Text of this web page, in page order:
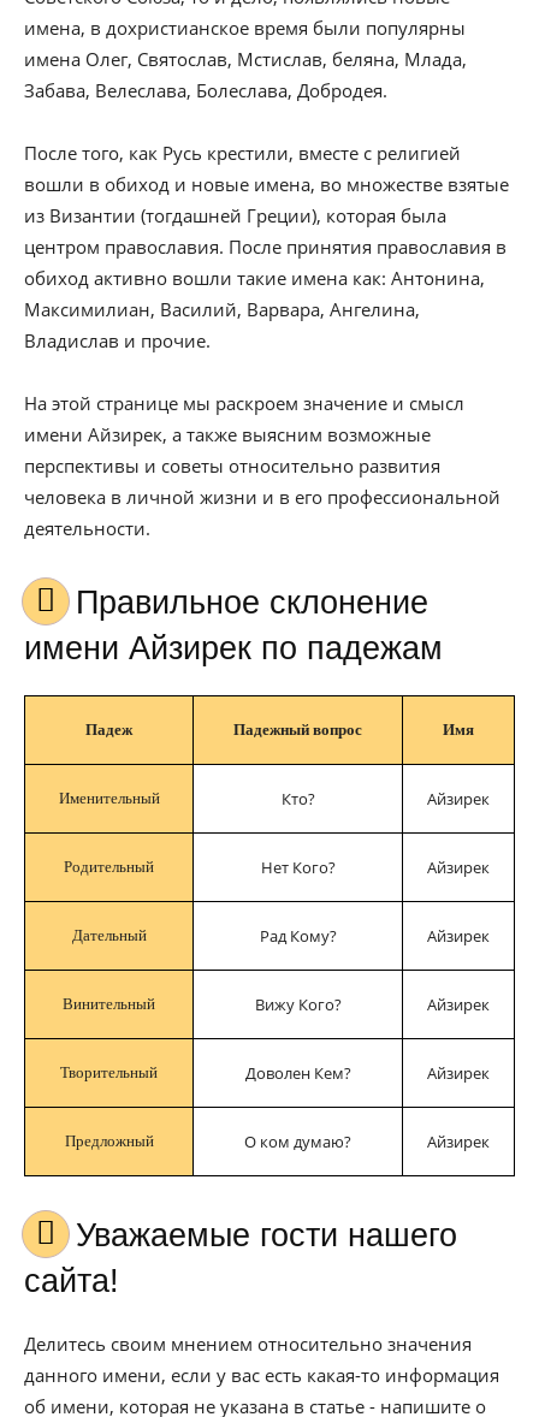
имена, в дохристианское время были популярны
имена Олег, Святослав, Мстислав, беляна, Млада,
Забава, Велеслава, Болеслава, Добродея.
После того, как Русь крестили, вместе с религией
вошли в обиход и новые имена, во множестве взятые
из Византии (тогдашней Греции), которая была
центром православия. После принятия православия в
обиход активно вошли такие имена как: Антонина,
Максимилиан, Василий, Варвара, Ангелина,
Владислав и прочие.
На этой странице мы раскроем значение и смысл
имени Айзирек, а также выясним возможные
перспективы и советы относительно развития
человека в личной жизни и в его профессиональной
деятельности.
Правильное склонение
имени Айзирек по падежам
Падеж Падежный вопрос Имя
Именительный Кто? Айзирек
Родительный Нет Кого? Айзирек
Дательный Рад Кому? Айзирек
Винительный Вижу Кого? Айзирек
Творительный Доволен Кем? Айзирек
Предложный О ком думаю? Айзирек
Уважаемые гости нашего
сайта!
Делитесь своим мнением относительно значения
данного имени, если у вас есть какая-то информация
об имени, которая не указана в статье - напишите о